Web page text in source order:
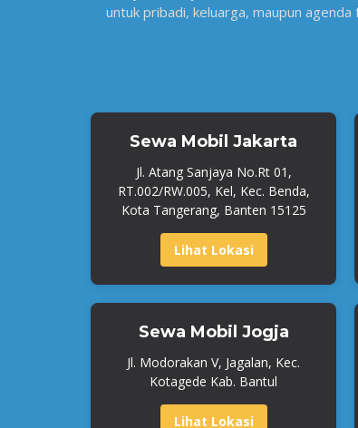
untuk pribadi, keluarga, maupun agenda
Sewa Mobil Jakarta
Jl. Atang Sanjaya No.Rt 01,
RT.002/RW.005, Kel, Kec. Benda,
Kota Tangerang, Banten 15125
Lihat Lokasi
Sewa Mobil Jogja
Jl. Modorakan V, Jagalan, Kec.
Kotagede Kab. Bantul
Lihat Lokasi